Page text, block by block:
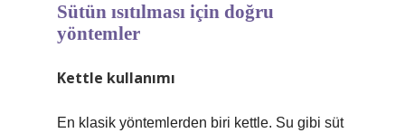
Sütün ısıtılması için doğru
yöntemler
Kettle kullanımı
En klasik yöntemlerden biri kettle. Su gibi süt